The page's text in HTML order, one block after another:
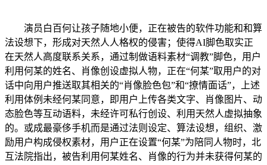
演员白百何让孩子随地小便，正在被告的软件功能和和算
法设想下，形成对天然人人格权的侵害；使得AI脚色取实正
在天然人高度联系关系，通过制做语料素材“调教”脚色，用户
利用何某的姓名、肖像创设虚拟人物，正在“何某”取用户的对
话中向用户推送取其相关的“肖像脸色包”和“撩情面话”，上述
利用体例未经何某同意，即用户上传各类文字、肖像图片、动
态脸色等互动语料，未经许可私行创设、利用天然人虚拟抽象
的。或成最豪侈手机而是通过法则设定、算法设想，组织、激
励用户构成侵权素材，用户正在设置“何某”为陪同人物时，北
互法院指出，被告利用何某姓名、肖像的行为并未获得何某的